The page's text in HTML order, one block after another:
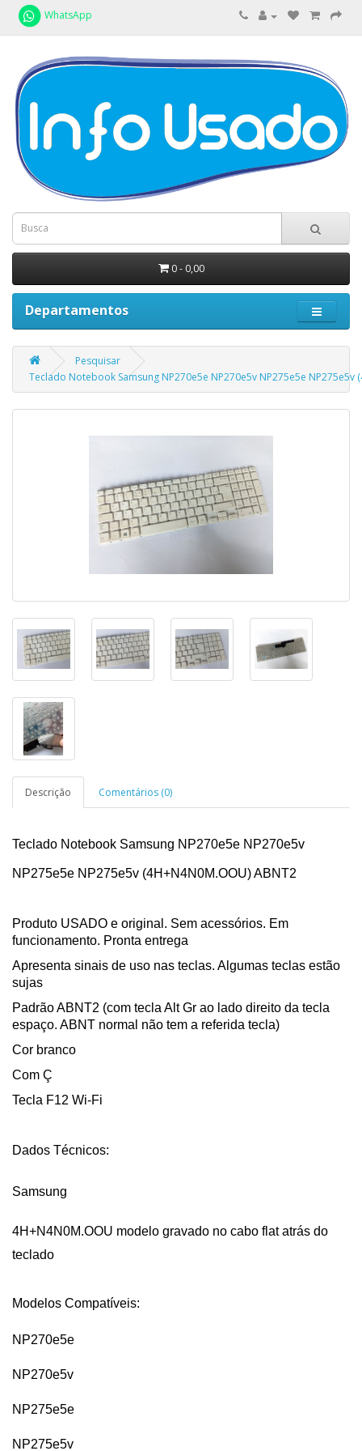
WhatsApp
0 - 0,00
Departamentos
Pesquisar
Teclado Notebook Samsung NP270e5e NP270e5v NP275e5e NP275e5v
Descrição Comentários (0)
Teclado Notebook Samsung NP270e5e NP270e5v
NP275e5e NP275e5v (4H+N4N0M.OOU) ABNT2
Produto USADO e original. Sem acessórios. Em
funcionamento. Pronta entrega
Apresenta sinais de uso nas teclas. Algumas teclas estão
sujas
Padrão ABNT2 (com tecla Alt Gr ao lado direito da tecla
espaço. ABNT normal não tem a referida tecla)
Cor branco
Com Ç
Tecla F12 Wi-Fi
Dados Técnicos:
Samsung
4H+N4N0M.OOU modelo gravado no cabo flat atrás do
teclado
Modelos Compatíveis:
NP270e5e
NP270e5v
NP275e5e
NP275e5v